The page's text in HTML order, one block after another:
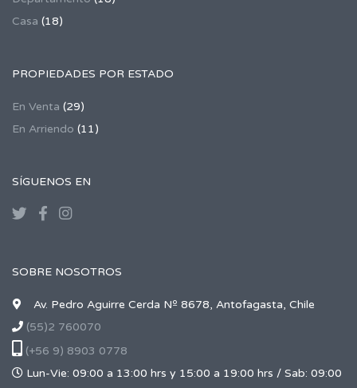
Casa (18)
PROPIEDADES POR ESTADO
En Venta (29)
En Arriendo (11)
SÍGUENOS EN
SOBRE NOSOTROS
Av. Pedro Aguirre Cerda Nº 8678, Antofagasta, Chile
(55)2 760070
(+56 9) 8903 0778
Lun-Vie: 09:00 a 13:00 hrs y 15:00 a 19:00 hrs / Sab: 09:00